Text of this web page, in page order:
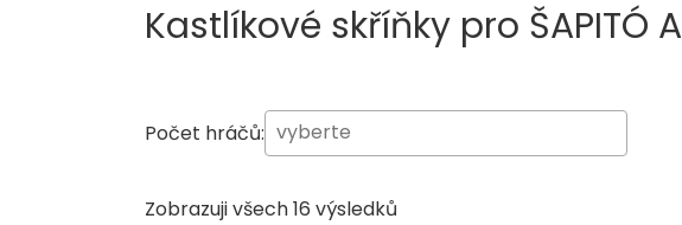
Kastlíkové skříňky pro ŠAPITÓ A
Počet hráčů:
Zobrazuji všech 16 výsledků